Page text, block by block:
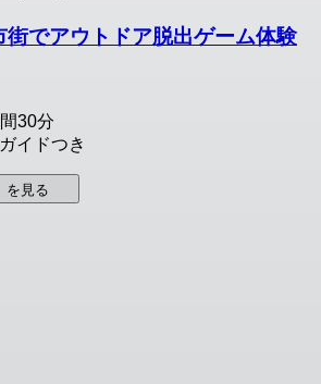
街でアウトドア脱出ゲーム体験
30分
イドつき
を見る